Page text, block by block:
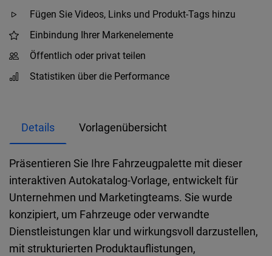
Fügen Sie Videos, Links und Produkt-Tags hinzu
Einbindung Ihrer Markenelemente
Öffentlich oder privat teilen
Statistiken über die Performance
Details Vorlagenübersicht
Präsentieren Sie Ihre Fahrzeugpalette mit dieser
interaktiven Autokatalog-Vorlage, entwickelt für
Unternehmen und Marketingteams. Sie wurde
konzipiert, um Fahrzeuge oder verwandte
Dienstleistungen klar und wirkungsvoll darzustellen,
mit strukturierten Produktauflistungen,